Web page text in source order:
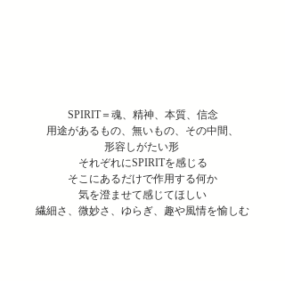
SPIRIT＝魂、精神、本質、信念
用途があるもの、無いもの、その中間、
形容しがたい形
それぞれにSPIRITを感じる
そこにあるだけで作用する何か
気を澄ませて感じてほしい
繊細さ、微妙さ、ゆらぎ、趣や風情を愉しむ